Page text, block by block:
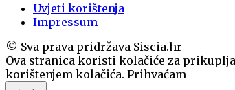
Uvjeti korištenja
Impressum
© Sva prava pridržava Siscia.hr
Ova stranica koristi kolačiće za
korištenjem kolačića. Prihvaćam